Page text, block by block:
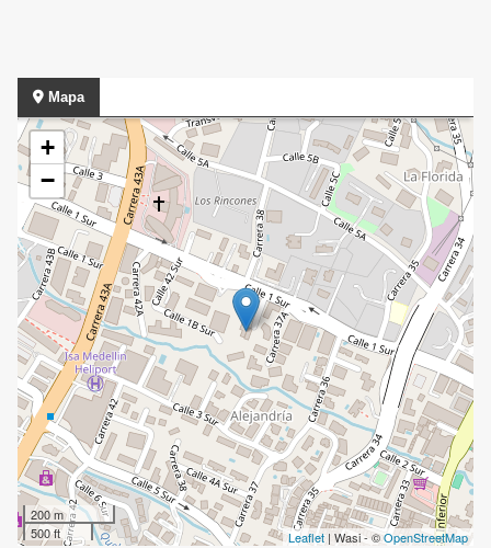
Mapa
+
−
200 m
500 ft
Leaflet | Wasi - ©OpenStreetMap